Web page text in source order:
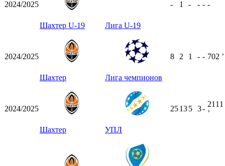
2024/2025
Шахтер U-19 Лига U-19
- 1 - - - -
2024/2025
Шахтер Лига чемпионов
8 2 1 - - 702 ʼ
2024/2025
Шахтер УПЛ
25135 3-
2111
ʼ